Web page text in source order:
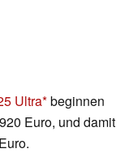
Ultra beginnen
Euro, und damit